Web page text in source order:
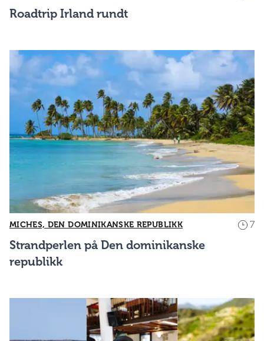
Roadtrip Irland rundt
MICHES, DEN DOMINIKANSKE REPUBLIKK 7
Strandperlen på Den dominikanske
republikk